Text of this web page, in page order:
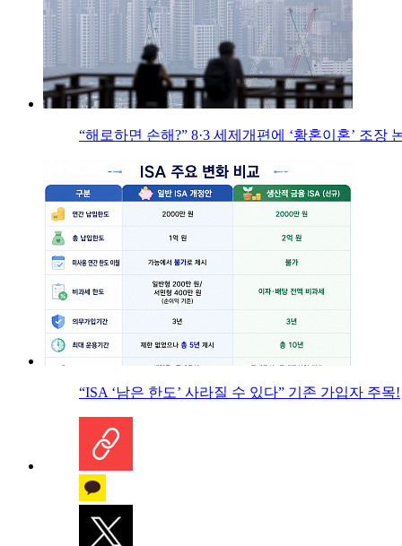
“해로하면 손해?” 8·3 세제개편에 ‘황혼이혼’ 조장
“ISA ‘남은 한도’ 사라질 수 있다” 기존 가입자 주목!